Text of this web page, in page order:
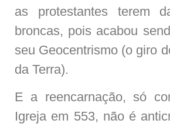
as protestantes terem
broncas, pois acabou
seu Geocentrismo (o giro
da Terra).
E a reencarnação, só
Igreja em 553, não é